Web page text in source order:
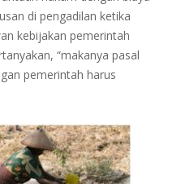
di pengadilan ketika
kebijakan pemerintah
“makanya pasal
pemerintah harus